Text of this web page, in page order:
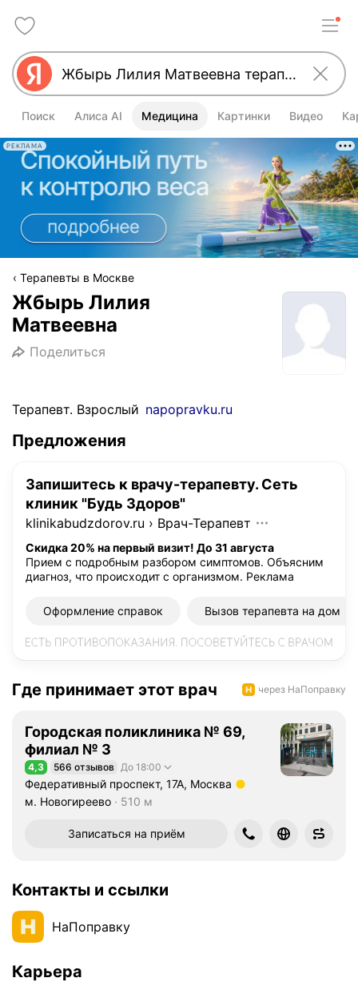
Поиск Алиса AI Медицина Картинки Видео
РЕКЛАМА
Терапевты в Москве
Жбырь Лилия
Матвеевна
Поделиться
Терапевт. Взрослый napopravku.ru
Предложения
Запишитесь к врачу-терапевту. Сеть
клиник "Будь Здоров"
klinikabudzdorov.ru › Врач-Терапевт
Скидка 20% на первый визит! До 31 августа
Прием с подробным разбором симптомов. Объясним
диагноз, что происходит с организмом. Реклама
Оформление справок Вызов терапевта на дом
Где принимает этот врач через НаПоправку
Городская поликлиника № 69,
филиал № 3
Рейтинг 4,3 из 5
4,3 566 отзывов До 18:00
Федеративный проспект, 17А, Москва
Метро м. Новогиреево Расстояние 510 м
м. Новогиреево 510 м
Записаться на приём
Контакты и ссылки
НаПоправку
Карьера